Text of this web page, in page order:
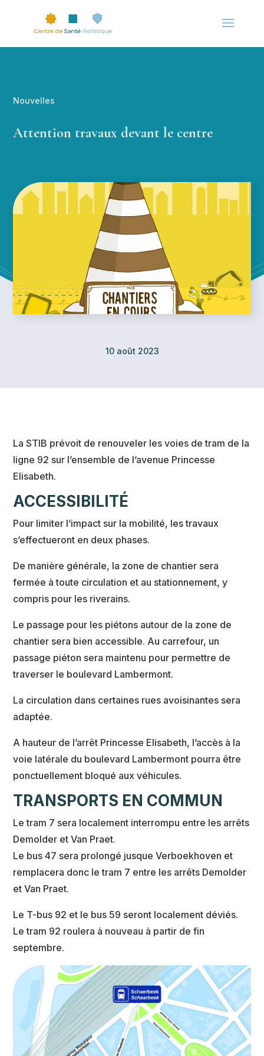
Nouvelles
Attention travaux devant le centre
10 août 2023
La STIB prévoit de renouveler les voies de tram de la
ligne 92 sur l’ensemble de l’avenue Princesse
Elisabeth.
ACCESSIBILITÉ
Pour limiter l’impact sur la mobilité, les travaux
s’effectueront en deux phases.
De manière générale, la zone de chantier sera
fermée à toute circulation et au stationnement, y
compris pour les riverains.
Le passage pour les piétons autour de la zone de
chantier sera bien accessible. Au carrefour, un
passage piéton sera maintenu pour permettre de
traverser le boulevard Lambermont.
La circulation dans certaines rues avoisinantes sera
adaptée.
A hauteur de l’arrêt Princesse Elisabeth, l’accès à la
voie latérale du boulevard Lambermont pourra être
ponctuellement bloqué aux véhicules.
TRANSPORTS EN COMMUN
Le tram 7 sera localement interrompu entre les arrêts
Demolder et Van Praet.
Le bus 47 sera prolongé jusque Verboekhoven et
remplacera donc le tram 7 entre les arrêts Demolder
et Van Praet.
Le T-bus 92 et le bus 59 seront localement déviés.
Le tram 92 roulera à nouveau à partir de fin
septembre.